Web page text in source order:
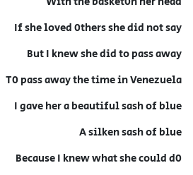
If she loved 0thers she did not say
But I knew she did to pass away
T0 pass away the time in Venezuela
I gave her a beautiful sash of blue
A silken sash of blue
Because I knew what she could d0